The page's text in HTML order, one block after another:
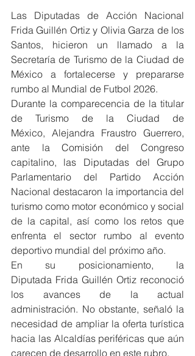
Las Diputadas de Acción Nacional
Frida Guillén Ortiz y Olivia Garza de los
Santos, hicieron un llamado a la
Secretaría de Turismo de la Ciudad de
México a fortalecerse y prepararse
rumbo al Mundial de Futbol 2026.
Durante la comparecencia de la titular
de Turismo de la Ciudad de
México, Alejandra Fraustro Guerrero,
ante la Comisión del Congreso
capitalino, las Diputadas del Grupo
Parlamentario del Partido Acción
Nacional destacaron la importancia del
turismo como motor económico y social
de la capital, así como los retos que
enfrenta el sector rumbo al evento
deportivo mundial del próximo año.
En su posicionamiento, la
Diputada Frida Guillén Ortiz reconoció
los avances de la actual
administración. No obstante, señaló la
necesidad de ampliar la oferta turística
hacia las Alcaldías periféricas que aún
carecen de desarrollo en este rubro.